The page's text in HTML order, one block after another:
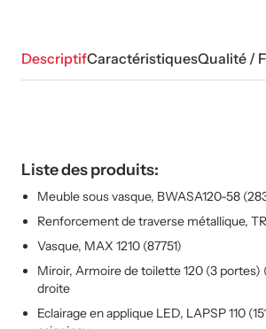
DescriptifCaractéristiquesQualité /
Liste des produits:
Meuble sous vasque, BWASA120-58
Renforcement de traverse métallique,
Vasque, MAX 1210 (87751)
Miroir, Armoire de toilette 120 (3 portes)
droite
Eclairage en applique LED, LAPSP 110